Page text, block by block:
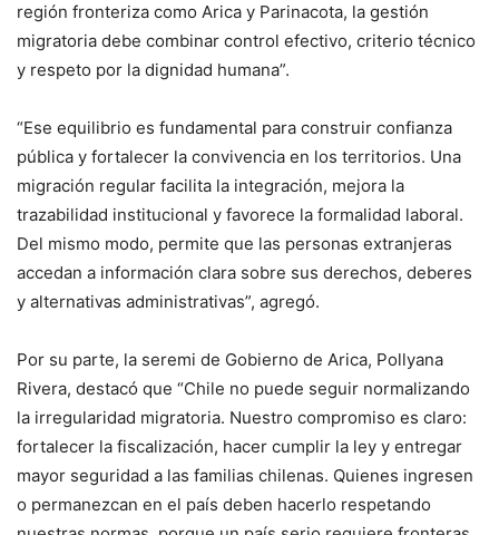
región fronteriza como Arica y Parinacota, la gestión
migratoria debe combinar control efectivo, criterio técnico
y respeto por la dignidad humana”.
“Ese equilibrio es fundamental para construir confianza
pública y fortalecer la convivencia en los territorios. Una
migración regular facilita la integración, mejora la
trazabilidad institucional y favorece la formalidad laboral.
Del mismo modo, permite que las personas extranjeras
accedan a información clara sobre sus derechos, deberes
y alternativas administrativas”, agregó.
Por su parte, la seremi de Gobierno de Arica, Pollyana
Rivera, destacó que “Chile no puede seguir normalizando
la irregularidad migratoria. Nuestro compromiso es claro:
fortalecer la fiscalización, hacer cumplir la ley y entregar
mayor seguridad a las familias chilenas. Quienes ingresen
o permanezcan en el país deben hacerlo respetando